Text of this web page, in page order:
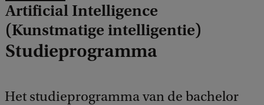
Artificial Intelligence
(Kunstmatige intelligentie)
Studieprogramma
Het studieprogramma van de bachelor